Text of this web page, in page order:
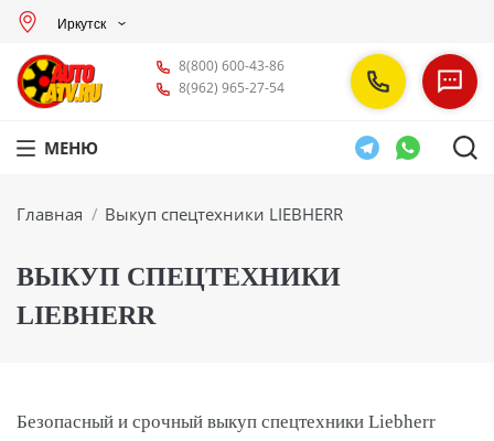
Иркутск
8(800) 600-43-86
8(962) 965-27-54
МЕНЮ
Вы здесь:
Главная Выкуп спецтехники LIEBHERR
ВЫКУП СПЕЦТЕХНИКИ
LIEBHERR
Безопасный и срочный выкуп спецтехники Liebherr